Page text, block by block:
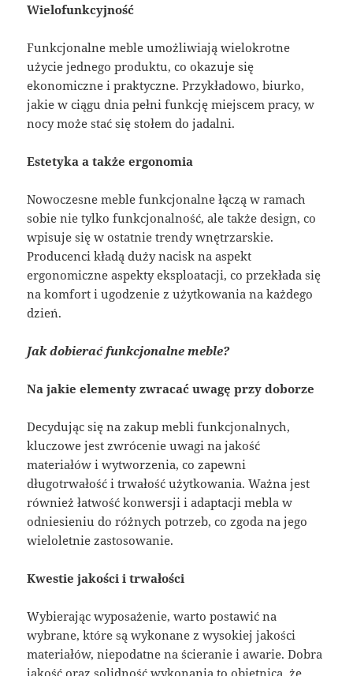
Wielofunkcyjność
Funkcjonalne meble umożliwiają wielokrotne
użycie jednego produktu, co okazuje się
ekonomiczne i praktyczne. Przykładowo, biurko,
jakie w ciągu dnia pełni funkcję miejscem pracy, w
nocy może stać się stołem do jadalni.
Estetyka a także ergonomia
Nowoczesne meble funkcjonalne łączą w ramach
sobie nie tylko funkcjonalność, ale także design, co
wpisuje się w ostatnie trendy wnętrzarskie.
Producenci kładą duży nacisk na aspekt
ergonomiczne aspekty eksploatacji, co przekłada się
na komfort i ugodzenie z użytkowania na każdego
dzień.
Jak dobierać funkcjonalne meble?
Na jakie elementy zwracać uwagę przy doborze
Decydując się na zakup mebli funkcjonalnych,
kluczowe jest zwrócenie uwagi na jakość
materiałów i wytworzenia, co zapewni
długotrwałość i trwałość użytkowania. Ważna jest
również łatwość konwersji i adaptacji mebla w
odniesieniu do różnych potrzeb, co zgoda na jego
wieloletnie zastosowanie.
Kwestie jakości i trwałości
Wybierając wyposażenie, warto postawić na
wybrane, które są wykonane z wysokiej jakości
materiałów, niepodatne na ścieranie i awarie. Dobra
jakość oraz solidność wykonania to obietnica, że